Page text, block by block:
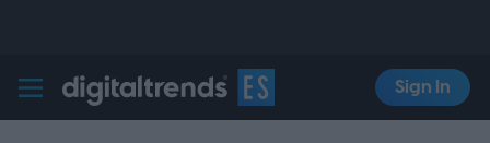
Digital Trends Español
Sign In